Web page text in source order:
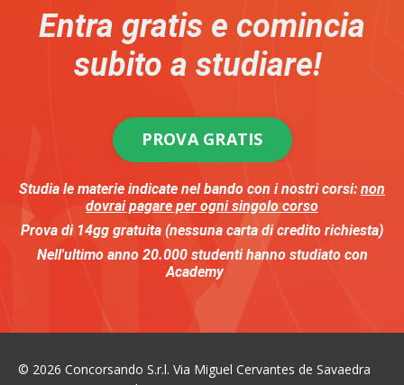
Entra gratis e comincia
subito a studiare!
PROVA GRATIS
Studia le materie indicate nel bando con i nostri corsi: non
dovrai pagare per ogni singolo corso
Prova di 14gg gratuita (nessuna carta di credito richiesta)
Nell'ultimo anno 20.000studentihanno studiato con
Academy
© 2026 Concorsando S.r.l. Via Miguel Cervantes de Savaedra